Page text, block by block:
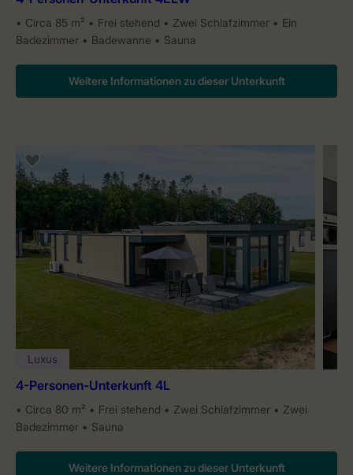
Circa 85 m² Frei stehend Zwei Schlafzimmer
Ein
Badezimmer
Badewanne Sauna
Weitere Informationen zu dieser Unterkunft
Luxus
4-Personen-Unterkunft 4L
Circa 80 m² Frei stehend Zwei Schlafzimmer
Zwei
Badezimmer
Sauna
Weitere Informationen zu dieser Unterkunft